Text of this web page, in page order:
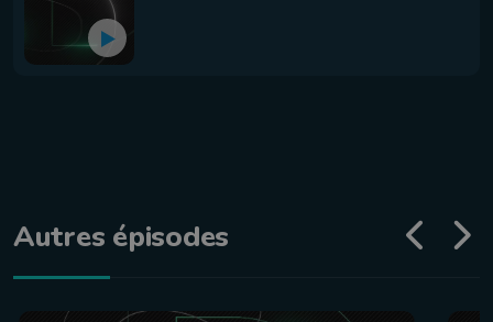
Autres épisodes